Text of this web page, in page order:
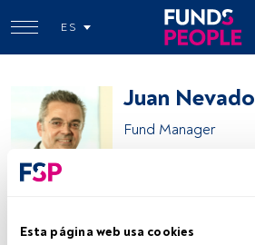
Esta página web usa cookies
ES
Juan Nevado
Fund Manager
Compartir: